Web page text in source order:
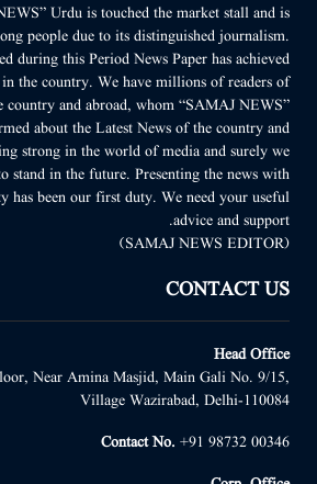
Urdu is touched the market stall and is
people due to its distinguished journalism.
during this Period News Paper has achieved
the country. We have millions of readers of
and abroad, whom “SAMAJ NEWS”
about the Latest News of the country and
strong in the world of media and surely we
stand in the future. Presenting the news with
has been our first duty. We need your useful
advice and support.
(SAMAJ NEWS EDITOR)
CONTACT US
Head Office
Near Amina Masjid, Main Gali No. 9/15,
Village Wazirabad, Delhi-110084
Contact No. +91 98732 00346